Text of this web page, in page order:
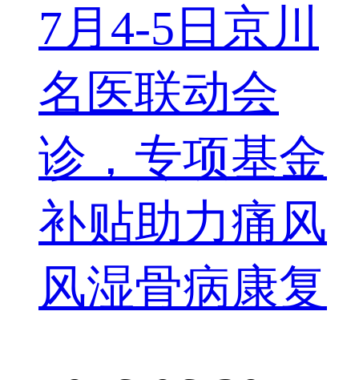
7月4-5日京川
名医联动会
诊，专项基金
补贴助力痛风
风湿骨病康复